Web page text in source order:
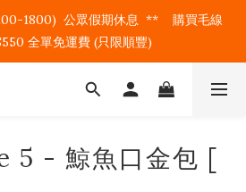
1800)  公眾假期休息  **    購買毛線
全單免運費 (只限順豐)
5 - 鯨魚口金包 [